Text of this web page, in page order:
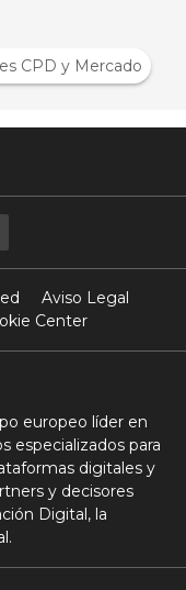
CPD y
Aviso Legal
Center
europeo líder en
especializados para
digitales y
y decisores
Digital, la